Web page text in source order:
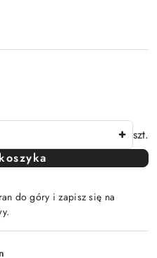
szt.
do góry i zapisz się na